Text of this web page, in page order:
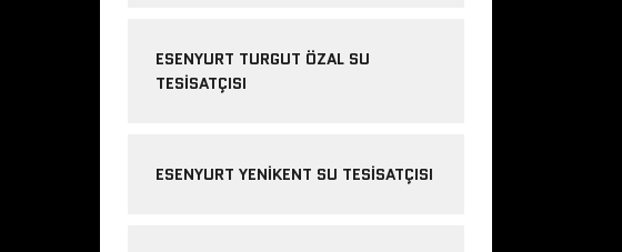
ESENYURT TURGUT ÖZAL SU
TESISATÇISI
ESENYURT YENIKENT SU TESISATÇISI